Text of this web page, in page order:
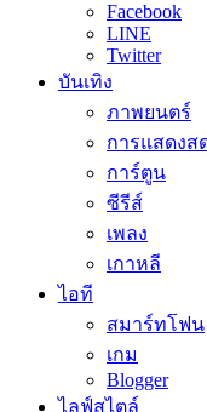
Facebook
LINE
Twitter
บันเทิง
ภาพยนตร์
การแสดงส
การ์ตูน
ซีรีส์
เพลง
เกาหลี
ไอที
สมาร์ทโฟน
เกม
Blogger
ไลฟ์สไตล์